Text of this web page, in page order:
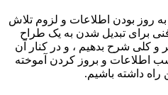
روز بودن اطلاعات و لزوم تلاش
برای تبدیل شدن به یک طراح
کلی شرح بدهیم ، و در کنار آن
اطلاعات و بروز کردن آموخته
داشته باشیم.